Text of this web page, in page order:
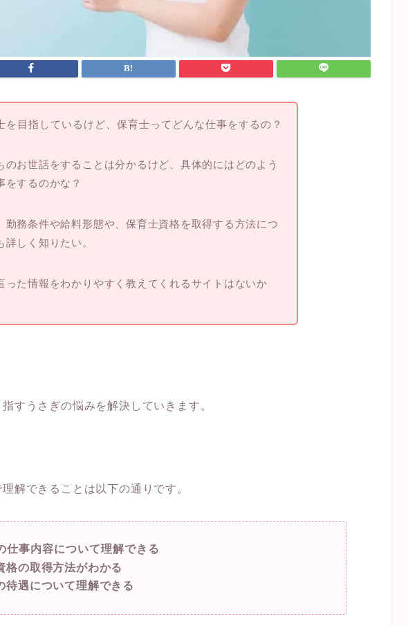
を目指しているけど、保育士ってどんな仕事をするの？
のお世話をすることは分かるけど、具体的にはどのよう
をするのかな？
勤務条件や給料形態や、保育士資格を取得する方法につ
詳しく知りたい。
った情報をわかりやすく教えてくれるサイトはないか
すうさぎの悩みを解決していきます。
解できることは以下の通りです。
仕事内容について理解できる
格の取得方法がわかる
待遇について理解できる